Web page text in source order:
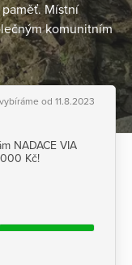
Místní
komunitním
vybíráme od 11.8.2023
NADACE VIA
Kč!